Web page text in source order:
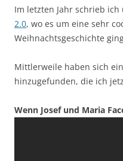
Im letzten Jahr schrieb ich
2.0, wo es um eine sehr
Weihnachtsgeschichte
Mittlerweile haben sich
hinzugefunden, die ich
Wenn Josef und Maria